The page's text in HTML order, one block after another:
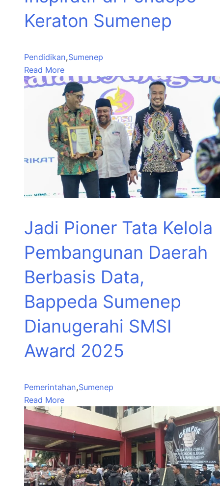
Keraton Sumenep
Pendidikan,Sumenep
Read More
Jadi Pioner Tata Kelola
Pembangunan Daerah
Berbasis Data,
Bappeda Sumenep
Dianugerahi SMSI
Award 2025
Pemerintahan,Sumenep
Read More